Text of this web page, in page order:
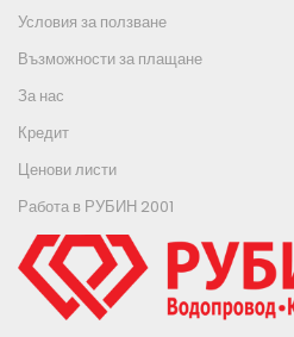
Условия за ползване
Възможности за плащане
За нас
Кредит
Ценови листи
Работа в РУБИН 2001